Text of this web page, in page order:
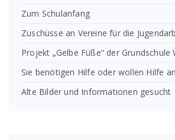
Zum Schulanfang
Zuschüsse an Vereine für die
Projekt „Gelbe Füße“ der Grundschule
Sie benötigen Hilfe oder wollen Hilfe
Alte Bilder und Informationen gesucht